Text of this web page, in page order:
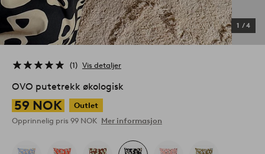
1 /4
1 Vis detaljer
OVO putetrekk økologisk
59 NOK
Outlet
Opprinnelig pris 99 NOK Mer informasjon